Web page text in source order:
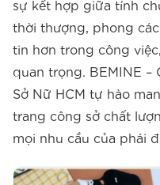
sự kết hợp giữa tính
thời thượng, phong
tin hơn trong công
quan trọng. BEMINE –
Sở Nữ HCM tự hào
trang công sở chất
mọi nhu cầu của phái